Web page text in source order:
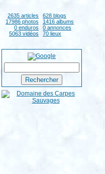
2635 articles
628 blogs
17986 photos
1416 albums
0 enduros
0 annonces
5063 vidéos
70 lieux